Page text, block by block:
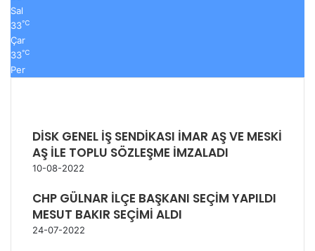
Sal
33℃
Çar
33℃
Per
DİSK GENEL İŞ SENDİKASI İMAR AŞ VE MESKİ
AŞ İLE TOPLU SÖZLEŞME İMZALADI
10-08-2022
CHP GÜLNAR İLÇE BAŞKANI SEÇİM YAPILDI
MESUT BAKIR SEÇİMİ ALDI
24-07-2022